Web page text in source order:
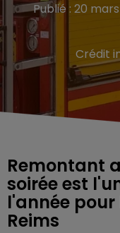
Publié : 20
Crédit
Remontant
soirée est
l'année
Reims